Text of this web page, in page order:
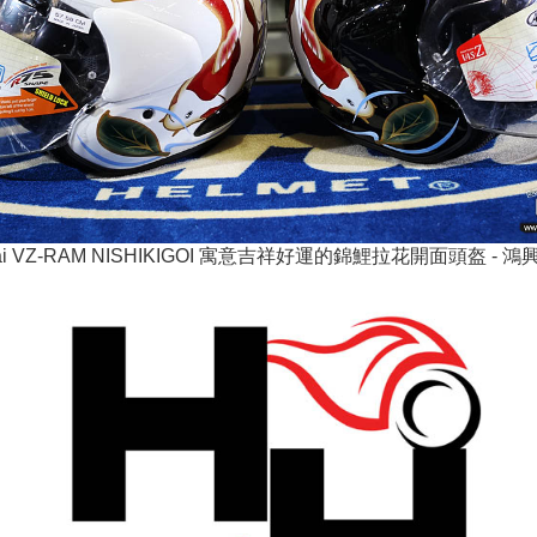
VZ-RAM NISHIKIGOI 寓意吉祥好運的錦鯉拉花開面頭盔 - 鴻